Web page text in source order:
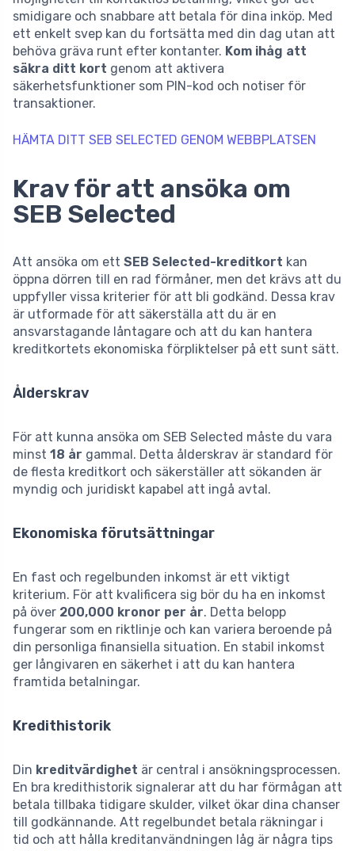
smidigare och snabbare att betala för dina inköp. Med
ett enkelt svep kan du fortsätta med din dag utan att
behöva gräva runt efter kontanter. Kom ihåg att
säkra ditt kort genom att aktivera
säkerhetsfunktioner som PIN-kod och notiser för
transaktioner.
HÄMTA DITT SEB SELECTED GENOM WEBBPLATSEN
Krav för att ansöka om
SEB Selected
Att ansöka om ett SEB Selected-kreditkort kan
öppna dörren till en rad förmåner, men det krävs att du
uppfyller vissa kriterier för att bli godkänd. Dessa krav
är utformade för att säkerställa att du är en
ansvarstagande låntagare och att du kan hantera
kreditkortets ekonomiska förpliktelser på ett sunt sätt.
Ålderskrav
För att kunna ansöka om SEB Selected måste du vara
minst 18 år gammal. Detta ålderskrav är standard för
de flesta kreditkort och säkerställer att sökanden är
myndig och juridiskt kapabel att ingå avtal.
Ekonomiska förutsättningar
En fast och regelbunden inkomst är ett viktigt
kriterium. För att kvalificera sig bör du ha en inkomst
på över 200,000 kronor per år. Detta belopp
fungerar som en riktlinje och kan variera beroende på
din personliga finansiella situation. En stabil inkomst
ger långivaren en säkerhet i att du kan hantera
framtida betalningar.
Kredithistorik
Din kreditvärdighet är central i ansökningsprocessen.
En bra kredithistorik signalerar att du har förmågan att
betala tillbaka tidigare skulder, vilket ökar dina chanser
till godkännande. Att regelbundet betala räkningar i
tid och att hålla kreditanvändningen låg är några tips